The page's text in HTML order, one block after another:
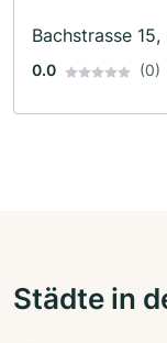
Bachstrasse
0.0 (0)
Städte in